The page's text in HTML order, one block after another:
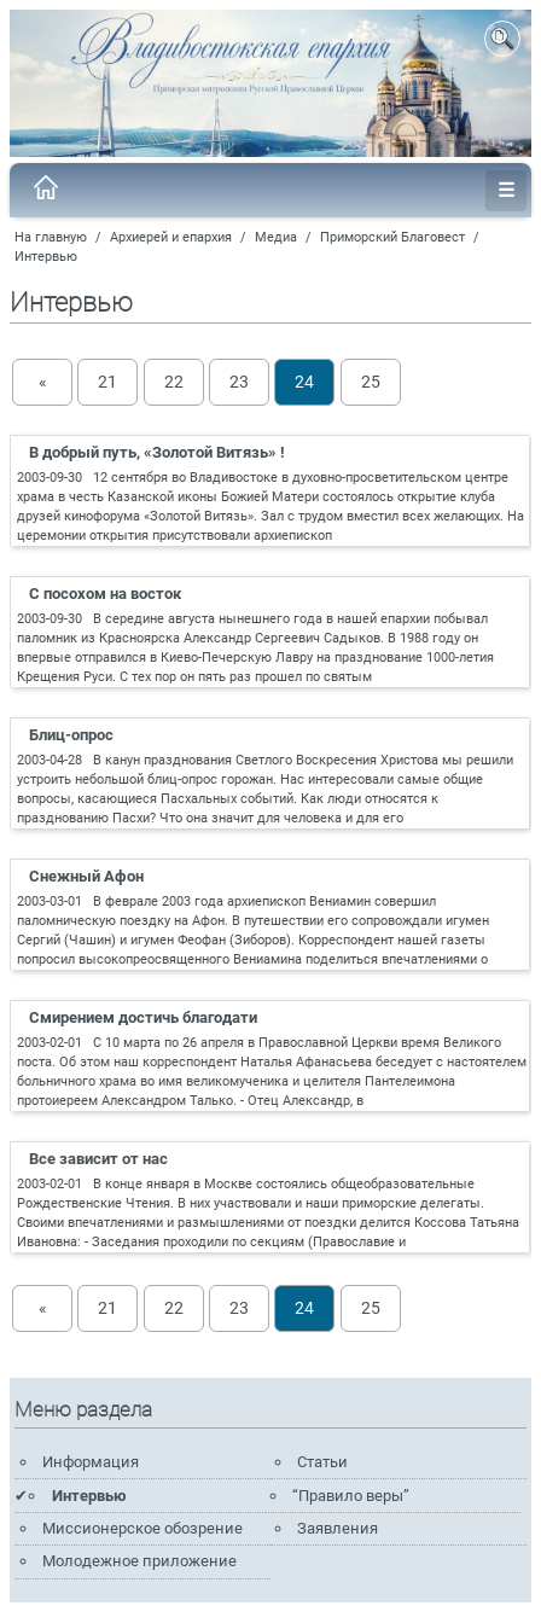
На главную / Архиерей и епархия / Медиа / Приморский Благовест /
Интервью
Интервью
« 21 22 23 24 25
В добрый путь, «Золотой Витязь» !
2003-09-30 12 сентября во Владивостоке в духовно-просветительском центре
храма в честь Казанской иконы Божией Матери состоялось открытие клуба
друзей кинофорума «Золотой Витязь». Зал с трудом вместил всех желающих. На
церемонии открытия присутствовали архиепископ
С посохом на восток
2003-09-30 В середине августа нынешнего года в нашей епархии побывал
паломник из Красноярска Александр Сергеевич Садыков. В 1988 году он
впервые отправился в Киево-Печерскую Лавру на празднование 1000-летия
Крещения Руси. С тех пор он пять раз прошел по святым
Блиц-опрос
2003-04-28 В канун празднования Светлого Воскресения Христова мы решили
устроить небольшой блиц-опрос горожан. Нас интересовали самые общие
вопросы, касающиеся Пасхальных событий. Как люди относятся к
празднованию Пасхи? Что она значит для человека и для его
Снежный Афон
2003-03-01 В феврале 2003 года архиепископ Вениамин совершил
паломническую поездку на Афон. В путешествии его сопровождали игумен
Сергий (Чашин) и игумен Феофан (Зиборов). Корреспондент нашей газеты
попросил высокопреосвященного Вениамина поделиться впечатлениями о
Смирением достичь благодати
2003-02-01 С 10 марта по 26 апреля в Православной Церкви время Великого
поста. Об этом наш корреспондент Наталья Афанасьева беседует с настоятелем
больничного храма во имя великомученика и целителя Пантелеимона
протоиереем Александром Талько. - Отец Александр, в
Все зависит от нас
2003-02-01 В конце января в Москве состоялись общеобразовательные
Рождественские Чтения. В них участвовали и наши приморские делегаты.
Своими впечатлениями и размышлениями от поездки делится Коссова Татьяна
Ивановна: - Заседания проходили по секциям (Православие и
« 21 22 23 24 25
Меню раздела
Информация
Статьи
Интервью
“Правило веры”
Миссионерское обозрение
Заявления
Молодежное приложение